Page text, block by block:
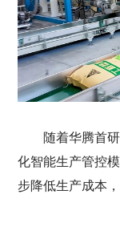
随着华腾首
化智能生产管控
步降低生产成本